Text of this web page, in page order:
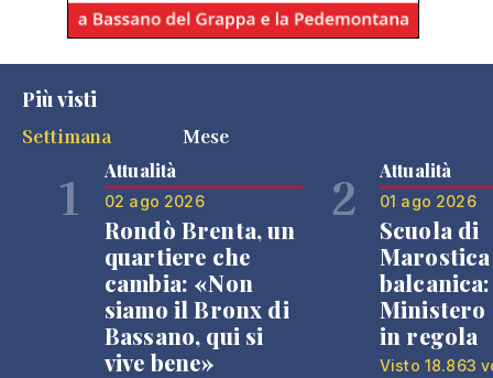
Più visti
Settimana
Mese
1 Attualità
02 ago 2026
Rondò Brenta, un
quartiere che
cambia: «Non
siamo il Bronx di
Bassano, qui si
vive bene»
2 Attualità
01 ago 2026
Scuola di
Ministero
in regola
Visto 18.863